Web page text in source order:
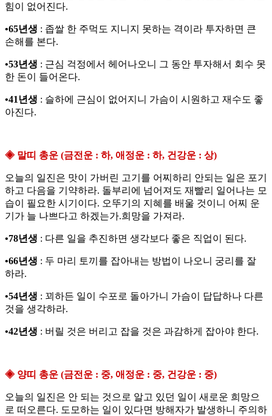
힘이 없어진다.
•65년생 : 좁쌀 한 주먹도 지니지 못하는 격이라 투자하면 큰
손해를 본다.
•53년생 : 근심 걱정에서 헤어나오니 그 동안 투자해서 회수 못
한 돈이 들어온다.
•41년생 : 슬하에 근심이 없어지니 가슴이 시원하고 재수도 좋
아진다.
◈ 말띠 총운 (금전운 : 하, 애정운 : 하, 건강운 : 상)
오늘의 일진은 맛이 가버린 고기를 어찌하리 안되는 일은 포기
하고 다음을 기약하라. 돌부리에 넘어져도 재빨리 일어나는 모
습이 필요한 시기이다. 오뚜기의 지혜를 배울 것이니 어찌 운
기가 늘 나쁘다고 하겠는가.희망을 가져라.
•78년생 : 다른 일을 추진하면 생각보다 좋은 직업이 된다.
•66년생 : 두 마리 토끼를 잡아내는 방법이 나오니 궁리를 잘
하라.
•54년생 : 꾀하든 일이 수포로 돌아가니 가슴이 답답하나 다른
것을 생각하라.
•42년생 : 버릴 것은 버리고 잡을 것은 과감하게 잡아야 한다.
◈ 양띠 총운 (금전운 : 중, 애정운 : 중, 건강운 : 중)
오늘의 일진은 안 되는 것으로 알고 있던 일이 새로운 희망으
로 떠오른다. 도모하는 일이 있다면 방해자가 발생하니 주의하